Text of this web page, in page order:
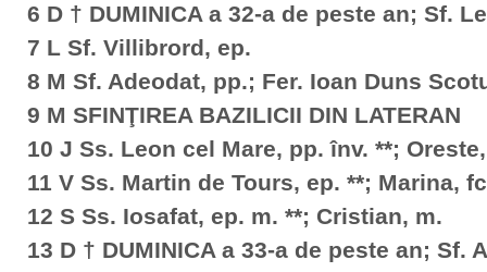
6 D † DUMINICA a 32-a de peste an; Sf.
7 L Sf. Villibrord, ep.
8 M Sf. Adeodat, pp.; Fer. Ioan Duns
9 M SFINŢIREA BAZILICII DIN LATERAN
10 J Ss. Leon cel Mare, pp. înv. **;
11 V Ss. Martin de Tours, ep. **; Marina,
12 S Ss. Iosafat, ep. m. **; Cristian, m.
13 D † DUMINICA a 33-a de peste an; Sf.